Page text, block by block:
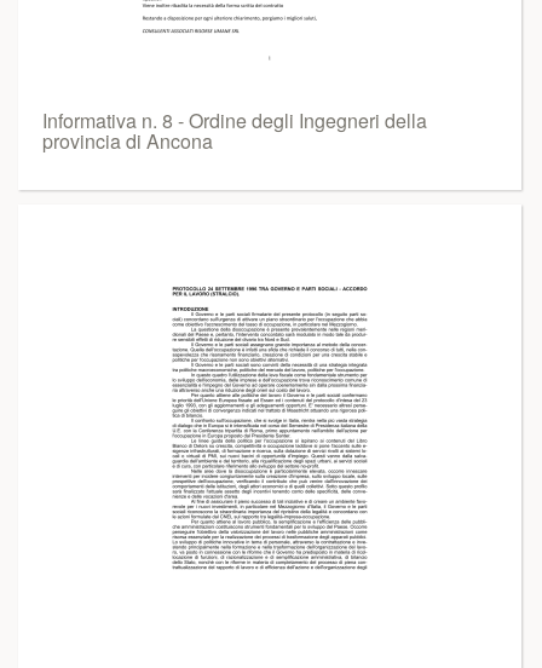
Informativa n. 8 - Ordine degli Ingegneri della
provincia di Ancona